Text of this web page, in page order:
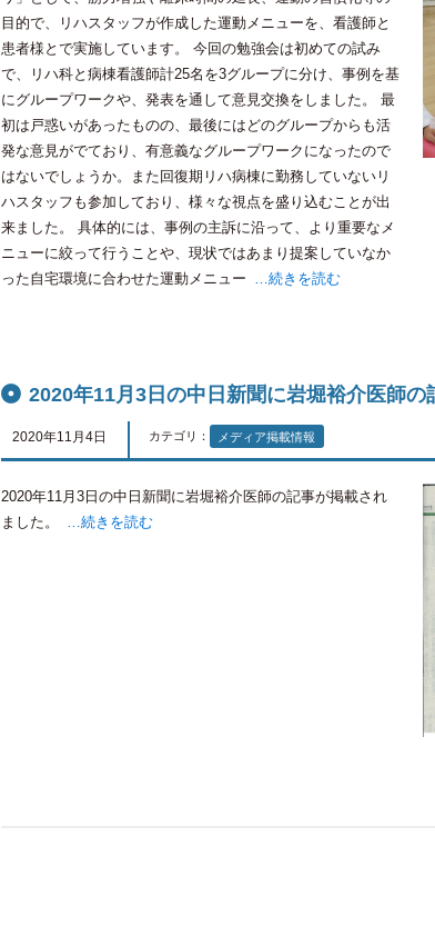
目的で、リハスタッフが作成した運動メニューを、看護師と
患者様とで実施しています。 今回の勉強会は初めての試み
で、リハ科と病棟看護師計25名を3グループに分け、事例を基
にグループワークや、発表を通して意見交換をしました。 最
初は戸惑いがあったものの、最後にはどのグループからも活
発な意見がでており、有意義なグループワークになったので
はないでしょうか。また回復期リハ病棟に勤務していないリ
ハスタッフも参加しており、様々な視点を盛り込むことが出
来ました。 具体的には、事例の主訴に沿って、より重要なメ
ニューに絞って行うことや、現状ではあまり提案していなか
った自宅環境に合わせた運動メニュー
…続きを読む
2020年11月3日の中日新聞に岩堀裕介医師の
2020年11月4日 カテゴリ： メディア掲載情報
2020年11月3日の中日新聞に岩堀裕介医師の記事が掲載され
ました。
…続きを読む